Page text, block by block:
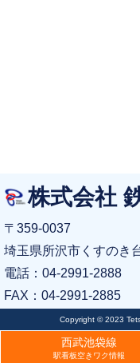
株式会社
〒359-0037
埼玉県所沢市くすの
電話：04-2991-2888
FAX：04-2991-2885
Copyright © 2023
西武池袋線
駅看板空きワク情報